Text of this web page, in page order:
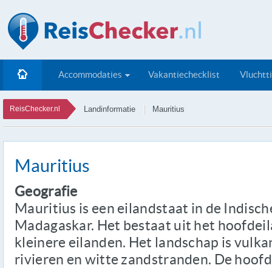
Accommodaties Vakantiechecklist
ReisChecker.nl Landinformatie Mauritius
Mauritius
Geografie
Mauritius is een eilandstaat in de
Madagaskar. Het bestaat uit het
kleinere eilanden. Het landschap is
rivieren en witte zandstranden. De